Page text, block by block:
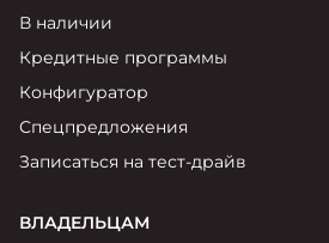
В наличии
Кредитные программы
Конфигуратор
Спецпредложения
Записаться на тест-драйв
ВЛАДЕЛЬЦАМ